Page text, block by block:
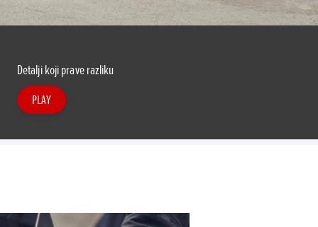
Detalji koji prave razliku
PLAY